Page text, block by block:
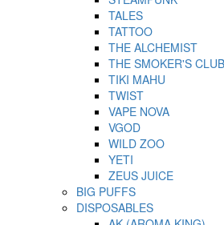
TALES
TATTOO
THE ALCHEMIST
THE SMOKER'S CLUB
TIKI MAHU
TWIST
VAPE NOVA
VGOD
WILD ZOO
YETI
ZEUS JUICE
BIG PUFFS
DISPOSABLES